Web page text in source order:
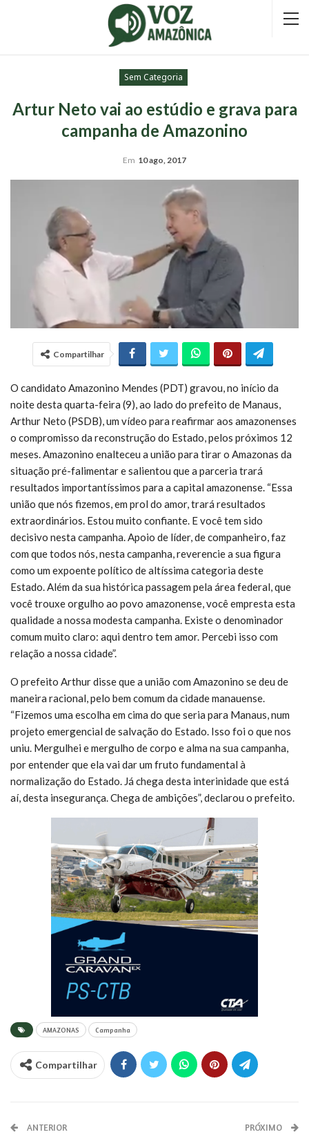
Sem Categoria
Artur Neto vai ao estúdio e grava para
campanha de Amazonino
Em 10 ago, 2017
Compartilhar
O candidato Amazonino Mendes (PDT) gravou, no início da
noite desta quarta-feira (9), ao lado do prefeito de Manaus,
Arthur Neto (PSDB), um vídeo para reafirmar aos amazonenses
o compromisso da reconstrução do Estado, pelos próximos 12
meses. Amazonino enalteceu a união para tirar o Amazonas da
situação pré-falimentar e salientou que a parceria trará
resultados importantíssimos para a capital amazonense. “Essa
união que nós fizemos, em prol do amor, trará resultados
extraordinários. Estou muito confiante. E você tem sido
decisivo nesta campanha. Apoio de líder, de companheiro, faz
com que todos nós, nesta campanha, reverencie a sua figura
como um expoente político de altíssima categoria deste
Estado. Além da sua histórica passagem pela área federal, que
você trouxe orgulho ao povo amazonense, você empresta esta
qualidade a nossa modesta campanha. Existe o denominador
comum muito claro: aqui dentro tem amor. Percebi isso com
relação a nossa cidade”.
O prefeito Arthur disse que a união com Amazonino se deu de
maneira racional, pelo bem comum da cidade manauense.
“Fizemos uma escolha em cima do que seria para Manaus, num
projeto emergencial de salvação do Estado. Isso foi o que nos
uniu. Mergulhei e mergulho de corpo e alma na sua campanha,
por entender que ela vai dar um fruto fundamental à
normalização do Estado. Já chega desta interinidade que está
aí, desta insegurança. Chega de ambições”, declarou o prefeito.
AMAZONAS Campanha
Compartilhar
ANTERIOR PRÓXIMO